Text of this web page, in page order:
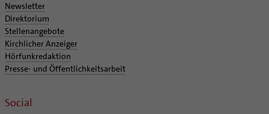
Newsletter
Direktorium
Stellenangebote
Kirchlicher Anzeiger
Hörfunkredaktion
Presse- und Öffentlichkeitsarbeit
Social